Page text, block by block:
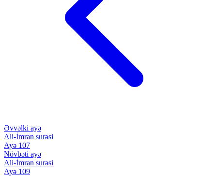
Əvvəlki ayə
Ali-İmran surəsi
Ayə 107
Növbəti ayə
Ali-İmran surəsi
Ayə 109